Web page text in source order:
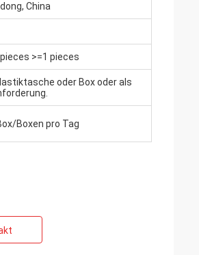
China
>=1 pieces
oder Box oder als
Boxen pro Tag